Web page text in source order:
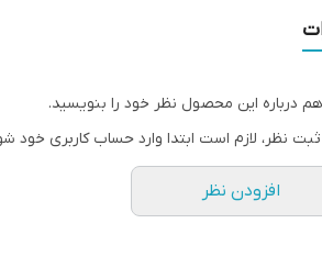
درباره این محصول نظر خود را بنویسید.
ثبت نظر، لازم است ابتدا وارد حساب کاربری خود
افزودن نظر